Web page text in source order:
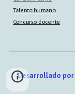
Talento humano
Concurso docente
Desarrollado por